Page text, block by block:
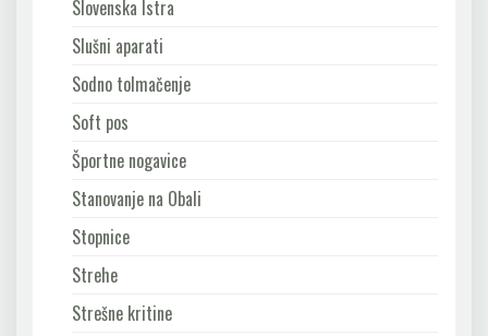
Slovenska Istra
Slušni aparati
Sodno tolmačenje
Soft pos
Športne nogavice
Stanovanje na Obali
Stopnice
Strehe
Strešne kritine